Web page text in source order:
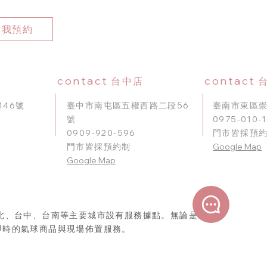
預約
contact 台中店 contact
號
臺南市東區
0975-010-
門市皆採預
Google Map
臺中市南屯區五權西路二段56
號
0909-920-596
門市皆採預約制
​Google Map
台中、台南等主要城市設有服務據點。無論是北部、
的氣球商品與現場佈置服務。